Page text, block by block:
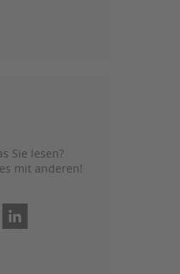
Sie lesen?
mit anderen!